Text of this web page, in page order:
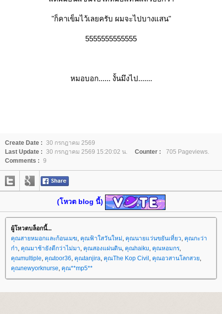
"ก็คาเข็มไว้เลยครับ ผมจะไปบางแสน"
5555555555555
หมอบอก...... งั้นมึงไป.......
Create Date : 30 กรกฎาคม 2569
Last Update : 30 กรกฎาคม 2569 15:20:02 น. Counter :
705 Pageviews.
Comments : 9
(โหวต blog นี้)
ผู้โหวตบล็อกนี้...
คุณสายหมอกและก้อนเมฆ คุณฟ้าใสวันใหม่ คุณนายแว่นขยันเที่ยว คุณกะว่า
ก๋า คุณมาช้ายังดีกว่าไม่มา คุณสองแผ่นดิน คุณhaiku คุณหอมกร
คุณmultiple คุณtoor36 คุณtanjira คุณThe Kop Civil คุณอวสานโลกสว
คุณnewyorknurse คุณ**mp5**